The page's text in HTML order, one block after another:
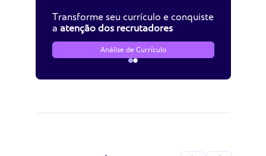
Transforme seu currículo e conquiste
a atenção dos recrutadores
Análise de Currículo